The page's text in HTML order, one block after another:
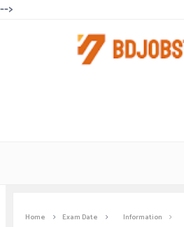
-->
Home Exam Date Information